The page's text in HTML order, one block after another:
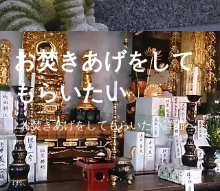
お焚きあげをして
もらいたい
お焚きあげをしてもらいたい詳細へ